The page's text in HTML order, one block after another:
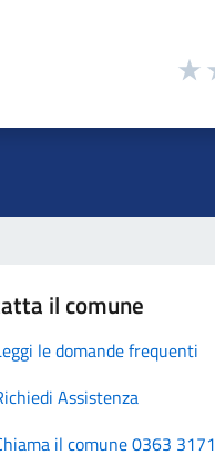
il comune
le domande frequenti
Assistenza
il comune 0363 3171